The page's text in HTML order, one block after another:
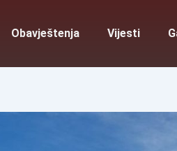
Obavještenja Vijesti